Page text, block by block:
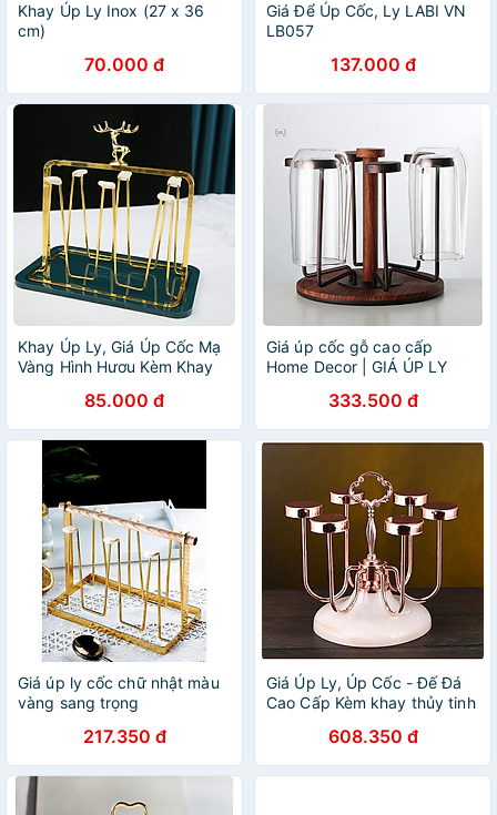
Khay Úp Ly Inox (27 x 36
cm)
70.000 đ
Giá Để Úp Cốc, Ly LABI VN
LB057
137.000 đ
Khay Úp Ly, Giá Úp Cốc Mạ
Vàng Hình Hươu Kèm Khay
85.000 đ
Giá úp cốc gỗ cao cấp
Home Decor | GIÁ ÚP LY
333.500 đ
Giá úp ly cốc chữ nhật màu
vàng sang trọng
217.350 đ
Giá Úp Ly, Úp Cốc - Đế Đá
Cao Cấp Kèm khay thủy tinh
608.350 đ